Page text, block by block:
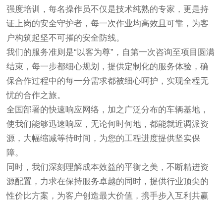
强度培训，每名操作员不仅是技术纯熟的专家，更是持
证上岗的安全守护者，每一次作业均高效且可靠，为客
户构筑起坚不可摧的安全防线。
我们的服务准则是“以客为尊”，自第一次咨询至项目圆满
结束，每一步都细心规划，提供定制化的服务体验，确
保合作过程中的每一分需求都被细心呵护，实现全程无
忧的合作之旅。
全国部署的快速响应网络，加之广泛分布的车辆基地，
使我们能够迅速响应，无论何时何地，都能就近调派资
源，大幅缩减等待时间，为您的工程进度提供坚实保
障。
同时，我们深刻理解成本效益的平衡之美，不断精进资
源配置，力求在保持服务卓越的同时，提供行业顶尖的
性价比方案，为客户创造最大价值，携手步入互利共赢